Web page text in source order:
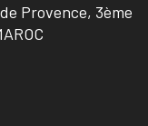
Provence, 3ème